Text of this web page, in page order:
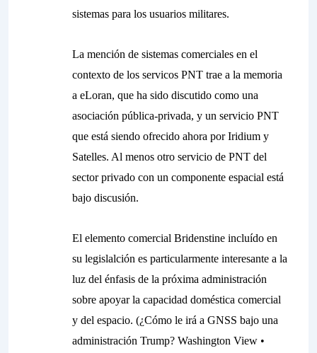
sistemas para los usuarios militares.
La mención de sistemas comerciales en el
contexto de los servicos PNT trae a la memoria
a eLoran, que ha sido discutido como una
asociación pública-privada, y un servicio PNT
que está siendo ofrecido ahora por Iridium y
Satelles. Al menos otro servicio de PNT del
sector privado con un componente espacial está
bajo discusión.
El elemento comercial Bridenstine incluído en
su legislalción es particularmente interesante a la
luz del énfasis de la próxima administración
sobre apoyar la capacidad doméstica comercial
y del espacio. (¿Cómo le irá a GNSS bajo una
administración Trump? Washington View •